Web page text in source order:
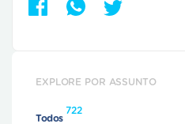
EXPLORE POR ASSUNTO
Todos
722